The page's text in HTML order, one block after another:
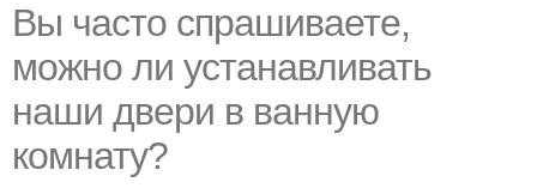
Вы часто спрашиваете,
можно ли устанавливать
наши двери в ванную
комнату?